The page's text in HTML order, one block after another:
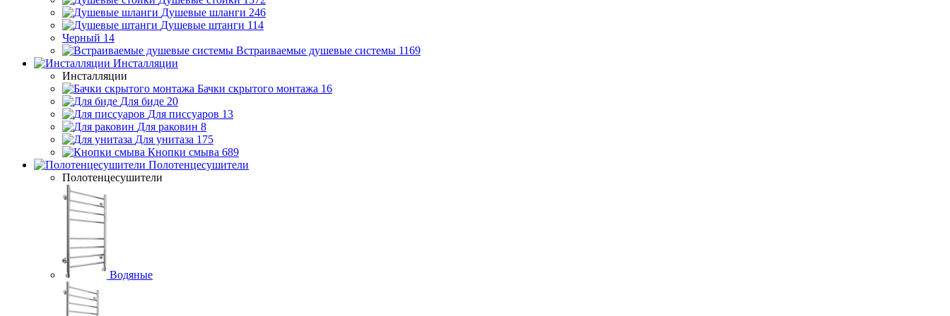
Душевые шланги 246
Душевые штанги 114
Черный 14
Встраиваемые душевые системы 1169
Инсталляции
Инсталляции
Бачки скрытого монтажа 16
Для биде 20
Для писсуаров 13
Для раковин 8
Для унитаза 175
Кнопки смыва 689
Полотенцесушители
Полотенцесушители
Водяные